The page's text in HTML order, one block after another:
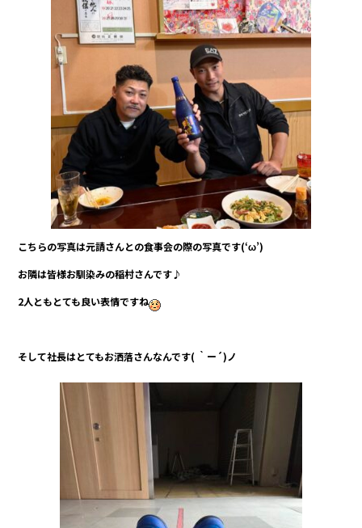
こちらの写真は元請さんとの食事会の際の写真です(‘ω’)
お隣は皆様お馴染みの稲村さんです♪
2人ともとても良い表情ですね
そして社長はとてもお洒落さんなんです( ｀ー´)ノ